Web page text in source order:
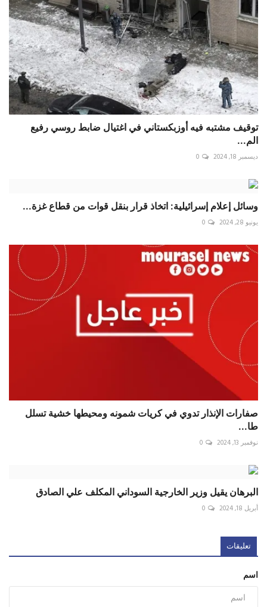
توقيف مشتبه فيه أوزبكستاني في اغتيال ضابط روسي رفيع
الم...
ديسمبر 18, 2024 0
وسائل إعلام إسرائيلية: اتخاذ قرار بنقل قوات من قطاع غزة...
يونيو 28, 2024 0
صفارات الإنذار تدوي في كريات شمونه ومحيطها خشية تسلل
طا...
نوفمبر 13, 2024 0
البرهان يقيل وزير الخارجية السوداني المكلف علي الصادق
أبريل 18, 2024 0
تعليقات
اسم